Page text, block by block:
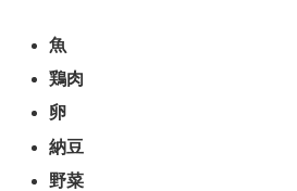
魚
鶏肉
卵
納豆
野菜